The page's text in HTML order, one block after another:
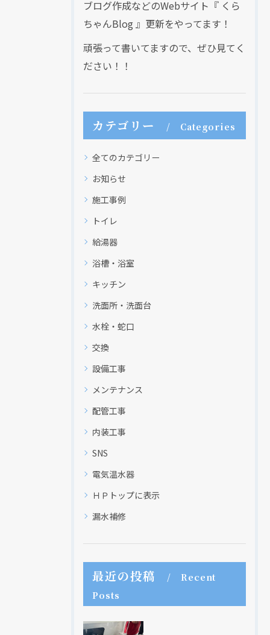
ブログ作成などのWebサイト『 くら
ちゃんBlog 』更新をやってます！
頑張って書いてますので、ぜひ見てく
ださい！！
カテゴリー Categories
全てのカテゴリー
お知らせ
施工事例
トイレ
給湯器
浴槽・浴室
キッチン
洗面所・洗面台
水栓・蛇口
交換
設備工事
メンテナンス
配管工事
内装工事
SNS
電気温水器
ＨＰトップに表示
漏水補修
最近の投稿
Recent
Posts